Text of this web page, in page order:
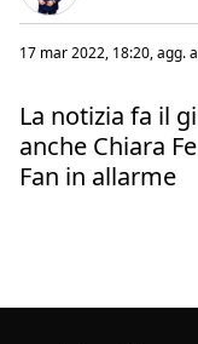
17 mar 2022, 18:20, agg.
La notizia fa il
anche Chiara
Fan in allarme